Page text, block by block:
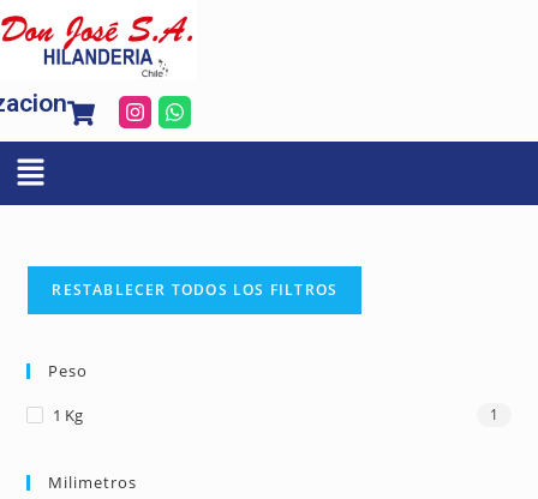
RESTABLECER TODOS LOS FILTROS
Peso
1 Kg 1
Milimetros